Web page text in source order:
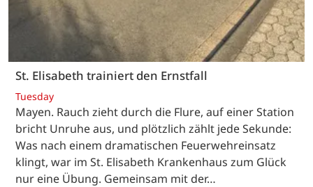
St. Elisabeth trainiert den Ernstfall
Tuesday
Mayen. Rauch zieht durch die Flure, auf einer Station
bricht Unruhe aus, und plötzlich zählt jede Sekunde:
Was nach einem dramatischen Feuerwehreinsatz
klingt, war im St. Elisabeth Krankenhaus zum Glück
nur eine Übung. Gemeinsam mit der…